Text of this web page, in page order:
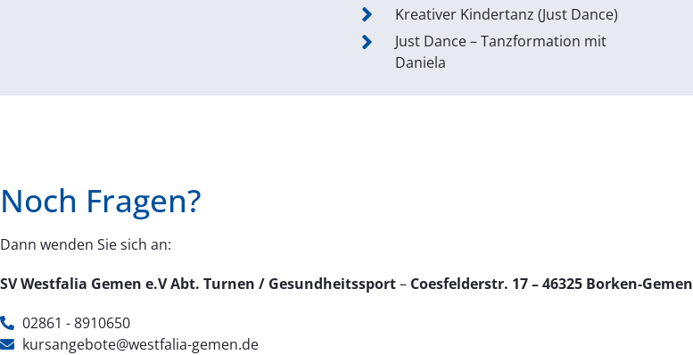
Kreativer Kindertanz (Just Dance)
Just Dance – Tanzformation mit
Daniela
Noch Fragen?
Dann wenden Sie sich an:
SV Westfalia Gemen e.V Abt. Turnen / Gesundheitssport– Coesfelderstr. 17 – 46325 Borken-Gemen
02861 - 8910650
kursangebote@westfalia-gemen.de​